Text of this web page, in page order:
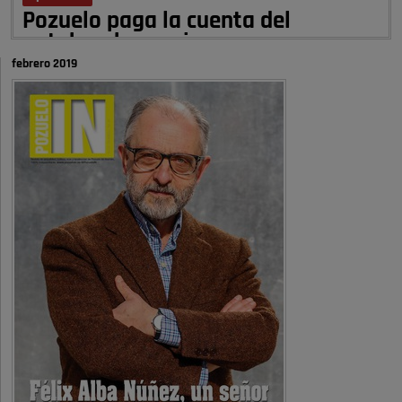
Pozuelo paga la cuenta del
autobombo: casi …
Señora Alcaldesa Ud no ha vivido nunca en Pozuelo , pero yo si desde
hace más de 60 años , …
Pozuelo de Alarcón
Quejas por el deterioro de la
limpieza …
A ver si es posible que haya vivienda para familias con hijos y no
solamente jóvenes que no es tan …
Pozuelo de Alarcón
Pozuelo desbloquea
definitivamente Huerta Grande: las
obras …
Donde pueden inscribirse las personas empadronados en Pozuelo para
la vivienda asequible .
febrero 2019